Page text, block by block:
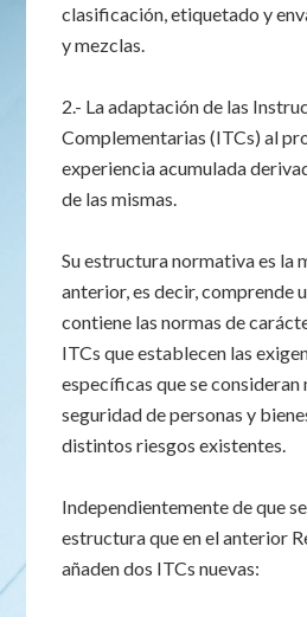
clasificación, etiquetado y
y mezclas.
2.- La adaptación de las
Complementarias (ITCs) al
experiencia acumulada
de las mismas.
Su estructura normativa es la
anterior, es decir, comprende
contiene las normas de
ITCs que establecen las
específicas que se consideran
seguridad de personas y
distintos riesgos existentes.
Independientemente de que
estructura que en el anterior
añaden dos ITCs nuevas: